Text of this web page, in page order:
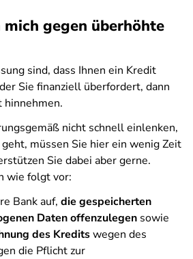
gegen überhöhte
sind, dass Ihnen ein Kredit
Sie finanziell überfordert, dann
hinnehmen.
nicht schnell einlenken,
müssen Sie hier ein wenig Zeit
Sie dabei aber gerne.
wie folgt vor:
Bank auf, die gespeicherten
Daten offenzulegen sowie
des Kreditswegen des
die Pflicht zur